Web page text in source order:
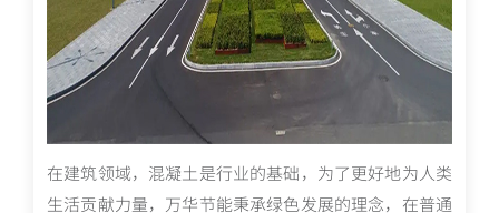
在建筑领域，混凝土是行业的基础，为了更好地为人类
生活贡献力量，万华节能秉承绿色发展的理念，在普通